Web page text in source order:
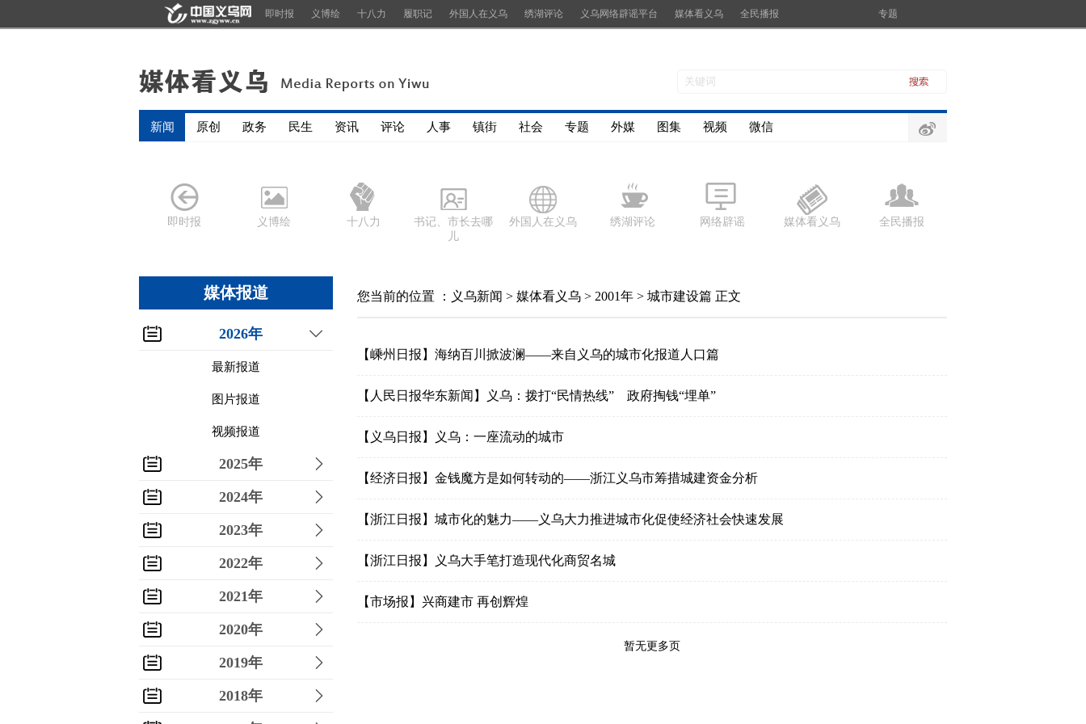
即时报 义博绘 十八力 履职记 外国人在义乌 绣湖评论 义乌网络辟谣平台 媒体看义乌 全民播报 专题
新闻 原创 政务 民生 资讯 评论 人事 镇街 社会 专题 外媒 图集 视频 微信
即时报 义博绘 十八力
书记、市长去哪
儿
外国人在义乌 绣湖评论 网络辟谣 媒体看义乌 全民播报
媒体报道
2026年
最新报道
图片报道
视频报道
2025年
2024年
2023年
2022年
2021年
2020年
2019年
2018年
您当前的位置 ： 义乌新闻 > 媒体看义乌 > 2001年 > 城市建设篇 正文
【嵊州日报】海纳百川掀波澜――来自义乌的城市化报道人口篇
【人民日报华东新闻】义乌：拨打“民情热线” 政府掏钱“埋单”
【义乌日报】义乌：一座流动的城市
【经济日报】金钱魔方是如何转动的――浙江义乌市筹措城建资金分析
【浙江日报】城市化的魅力――义乌大力推进城市化促使经济社会快速发展
【浙江日报】义乌大手笔打造现代化商贸名城
【市场报】兴商建市 再创辉煌
暂无更多页